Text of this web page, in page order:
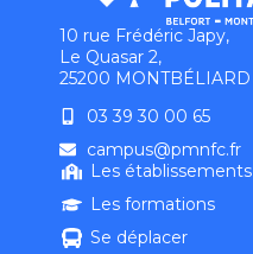
10 rue Frédéric Japy,
Le Quasar 2,
25200 MONTBÉLIARD
03 39 30 00 65
campus@pmnfc.fr
Les établissements
Les formations
Se déplacer